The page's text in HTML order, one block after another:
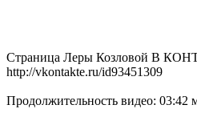
Страница Леры Козловой В
http://vkontakte.ru/id93451309
Продолжительность видео: 03:42